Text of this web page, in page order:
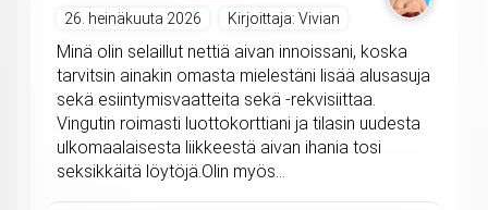
26. heinäkuuta 2026 Kirjoittaja: Vivian
Minä olin selaillut nettiä aivan innoissani, koska
tarvitsin ainakin omasta mielestäni lisää alusasuja
sekä esiintymisvaatteita sekä -rekvisiittaa.
Vingutin roimasti luottokorttiani ja tilasin uudesta
ulkomaalaisesta liikkeestä aivan ihania tosi
seksikkäitä löytöjä.Olin myös...